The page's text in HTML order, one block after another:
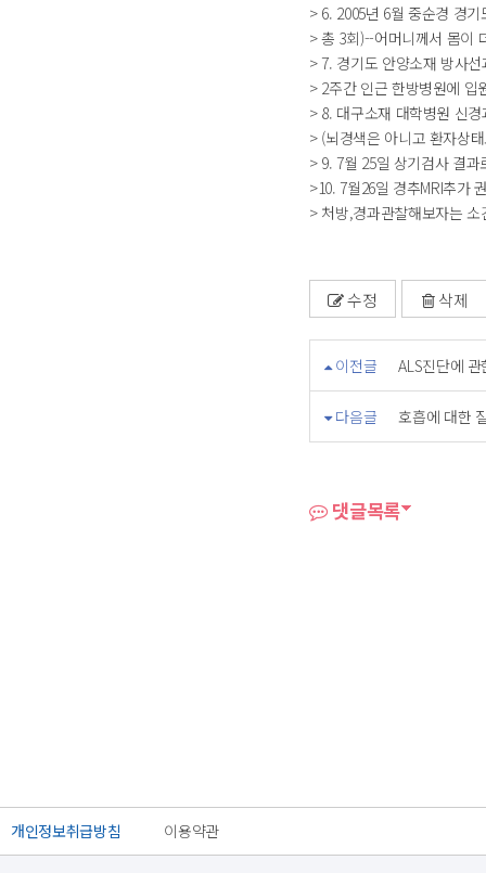
> 6. 2005년 6월 중순경 경
> 총 3회)--어머니께서 몸이
> 7. 경기도 안양소재 방사
> 2주간 인근 한방병원에 입
> 8. 대구소재 대학병원 신
> (뇌경색은 아니고 환자상
> 9. 7월 25일 상기검사 결
>10. 7월26일 경추MRI추가
> 처방,경과관찰해보자는
수정 삭제
이전글 ALS진단에
다음글 호흡에 대한
댓글목록
개인정보취급방침 이용약관